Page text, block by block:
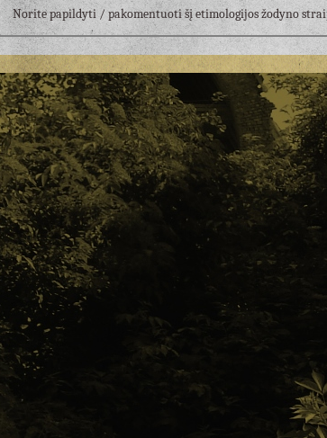
Norite papildyti / pakomentuoti šį etimologijos žodyno